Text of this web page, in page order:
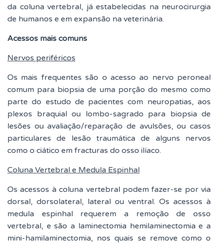
da coluna vertebral, já estabelecidas na neurocirurgia
de humanos e em expansão na veterinária.
Acessos mais comuns
Nervos periféricos
Os mais frequentes são o acesso ao nervo peroneal
comum para biopsia de uma porção do mesmo como
parte do estudo de pacientes com neuropatias, aos
plexos braquial ou lombo-sagrado para biopsia de
lesões ou avaliação/reparação de avulsões, ou casos
particulares de lesão traumática de alguns nervos
como o ciático em fracturas do osso ilíaco.
Coluna Vertebral e Medula Espinhal
Os acessos à coluna vertebral podem fazer-se por via
dorsal, dorsolateral, lateral ou ventral. Os acessos à
medula espinhal requerem a remoção de osso
vertebral, e são a laminectomia hemilaminectomia e a
mini-hamilaminectomia, nos quais se remove como o